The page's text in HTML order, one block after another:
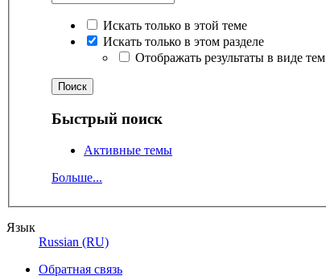
Искать только в этой теме
Искать только в этом разделе
Отображать результаты в виде тем
Быстрый поиск
Активные темы
Больше...
Язык
Russian (RU)
Обратная связь